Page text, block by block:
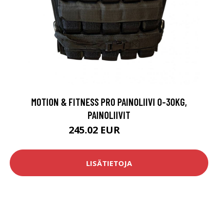
MOTION & FITNESS PRO PAINOLIIVI 0-30KG,
PAINOLIIVIT
245.02 EUR
LISÄTIETOJA